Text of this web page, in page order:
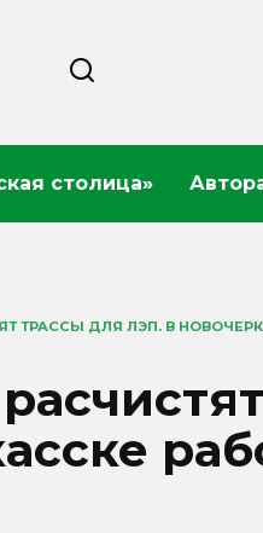
столица»
ТРАССЫ ДЛЯ ЛЭП. В